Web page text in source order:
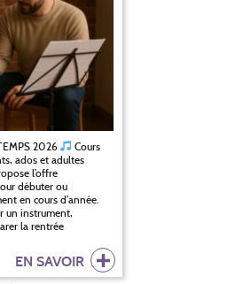
2026
Cours
ados et adultes
l’offre
débuter ou
en cours d’année.
un instrument,
la rentrée
EN SAVOIR